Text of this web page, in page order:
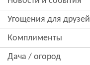
угощения для друзей
комплименты
дача / огород